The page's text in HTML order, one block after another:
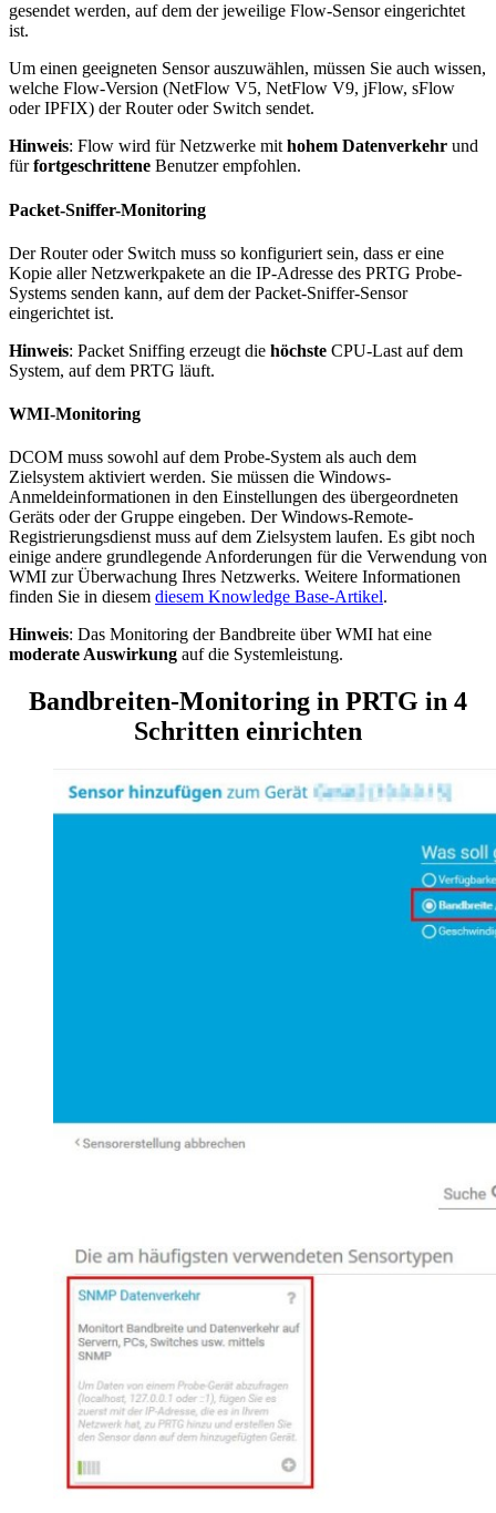
gesendet werden, auf dem der jeweilige Flow-Sensor eingerichtet
ist.
Um einen geeigneten Sensor auszuwählen, müssen Sie auch wissen,
welche Flow-Version (NetFlow V5, NetFlow V9, jFlow, sFlow
oder IPFIX) der Router oder Switch sendet.
Hinweis: Flow wird für Netzwerke mit hohem Datenverkehr und
fürfortgeschrittene Benutzer empfohlen.
Packet-Sniffer-Monitoring
Der Router oder Switch muss so konfiguriert sein, dass er eine
Kopie aller Netzwerkpakete an die IP-Adresse des PRTG Probe-
Systems senden kann, auf dem der Packet-Sniffer-Sensor
eingerichtet ist.
Hinweis: Packet Sniffing erzeugt die höchste CPU-Last auf dem
System, auf dem PRTG läuft.
WMI-Monitoring
DCOM muss sowohl auf dem Probe-System als auch dem
Zielsystem aktiviert werden. Sie müssen die Windows-
Anmeldeinformationen in den Einstellungen des übergeordneten
Geräts oder der Gruppe eingeben. Der Windows-Remote-
Registrierungsdienst muss auf dem Zielsystem laufen. Es gibt noch
einige andere grundlegende Anforderungen für die Verwendung von
WMI zur Überwachung Ihres Netzwerks. Weitere Informationen
finden Sie in diesem diesem Knowledge Base-Artikel.
Hinweis: Das Monitoring der Bandbreite über WMI hat eine
moderate Auswirkung auf die Systemleistung.
Bandbreiten-Monitoring in PRTG in 4
Schritten einrichten